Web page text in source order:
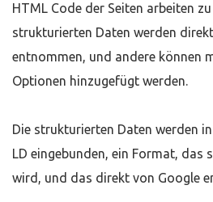
HTML Code der Seiten arbeiten
strukturierten Daten werden
entnommen, und andere können
Optionen hinzugefügt werden.
Die strukturierten Daten werden
LD eingebunden, ein Format, das
wird, und das direkt von Google